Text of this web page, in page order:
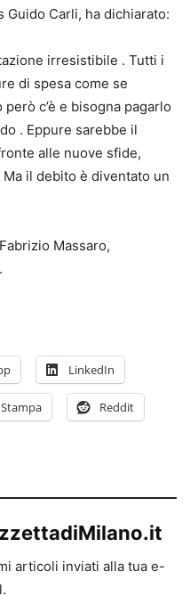
Guido Carli, ha dichiarato:
irresistibile . Tutti i
di spesa come se
c’è e bisogna pagarlo
. Eppure sarebbe il
alle nuove sfide,
il debito è diventato un
Massaro,
LinkedIn
Stampa Reddit
articoli inviati alla tua e-